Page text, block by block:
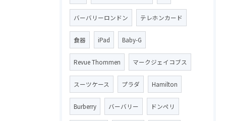
バーバリーロンドン テレホンカード
食器 iPad Baby-G
Revue Thommen マークジェイコブス
スーツケース プラダ Hamilton
Burberry バーバリー ドンペリ